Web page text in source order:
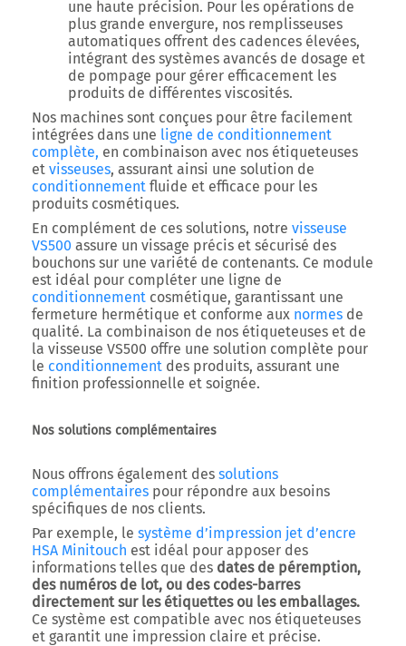
une haute précision. Pour les opérations de
plus grande envergure, nos remplisseuses
automatiques offrent des cadences élevées,
intégrant des systèmes avancés de dosage et
de pompage pour gérer efficacement les
produits de différentes viscosités.
Nos machines sont conçues pour être facilement
intégrées dans une ligne de conditionnement
complète, en combinaison avec nos étiqueteuses
et visseuses, assurant ainsi une solution de
conditionnement fluide et efficace pour les
produits cosmétiques.
En complément de ces solutions, notre visseuse
VS500 assure un vissage précis et sécurisé des
bouchons sur une variété de contenants. Ce module
est idéal pour compléter une ligne de
conditionnement cosmétique, garantissant une
fermeture hermétique et conforme aux normes de
qualité. La combinaison de nos étiqueteuses et de
la visseuse VS500 offre une solution complète pour
le conditionnement des produits, assurant une
finition professionnelle et soignée.
Nos solutions complémentaires
Nous offrons également des solutions
complémentaires pour répondre aux besoins
spécifiques de nos clients.
Par exemple, le système d’impression jet d’encre
HSA Minitouch est idéal pour apposer des
informations telles que des dates de péremption,
des numéros de lot, ou des codes-barres
directement sur les étiquettes ou les emballages.
Ce système est compatible avec nos étiqueteuses
et garantit une impression claire et précise.